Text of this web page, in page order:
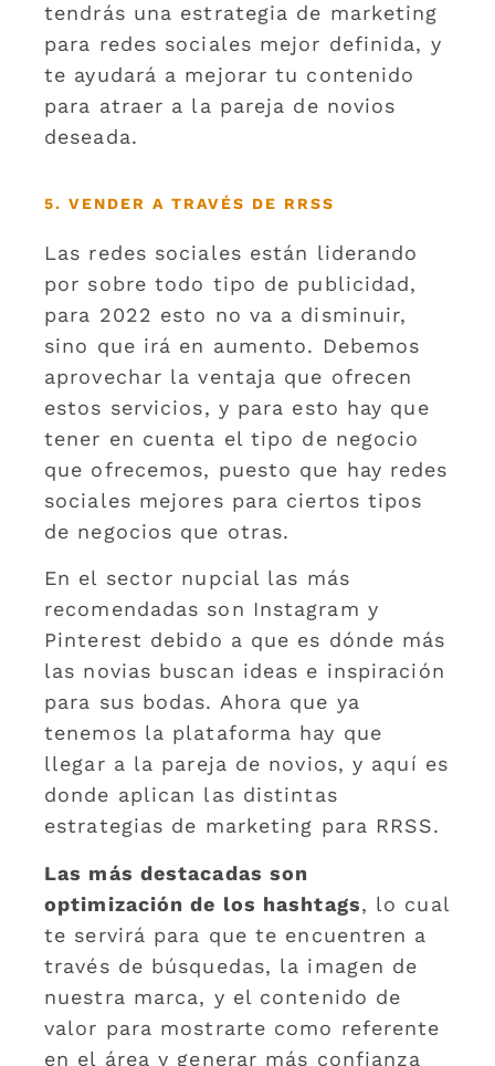
tendrás una estrategia de marketing
para redes sociales mejor definida, y
te ayudará a mejorar tu contenido
para atraer a la pareja de novios
deseada.
5. VENDER A TRAVÉS DE RRSS
Las redes sociales están liderando
por sobre todo tipo de publicidad,
para 2022 esto no va a disminuir,
sino que irá en aumento. Debemos
aprovechar la ventaja que ofrecen
estos servicios, y para esto hay que
tener en cuenta el tipo de negocio
que ofrecemos, puesto que hay redes
sociales mejores para ciertos tipos
de negocios que otras.
En el sector nupcial las más
recomendadas son Instagram y
Pinterest debido a que es dónde más
las novias buscan ideas e inspiración
para sus bodas. Ahora que ya
tenemos la plataforma hay que
llegar a la pareja de novios, y aquí es
donde aplican las distintas
estrategias de marketing para RRSS.
Las más destacadas son
optimización de los hashtags, lo cual
te servirá para que te encuentren a
través de búsquedas, la imagen de
nuestra marca, y el contenido de
valor para mostrarte como referente
en el área y generar más confianza